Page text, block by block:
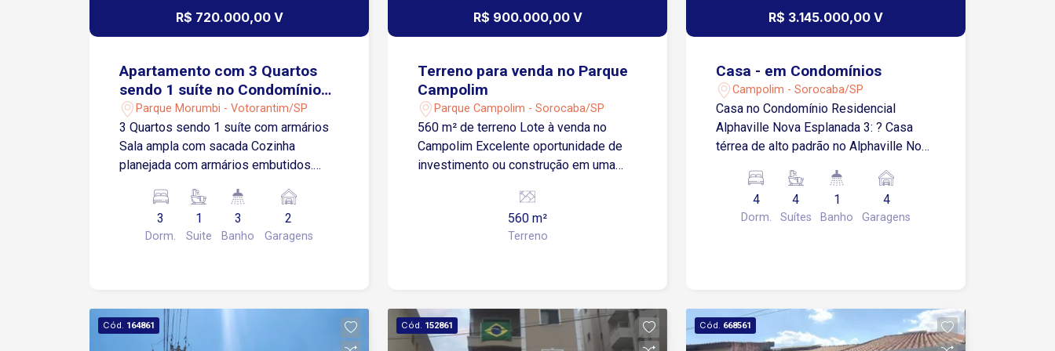
R$ 720.000,00 V
Apartamento com 3 Quartos
sendo 1 suíte no Condomínio
Vitrine Esplanada -
Votorantim/SP
Parque Morumbi - Votorantim/SP
3 Quartos sendo 1 suíte com armários
Sala ampla com sacada Cozinha
planejada com armários embutidos.
quartos. 2 banheiros sociais Área de
serviço funcional, equipada com
máquina lava e seca. 2 vagas de
Máquina lava e seca LG Televisão 55?
Sofá e mesa de jantar com 4 cadeiras 4
3
Dorm.
1
Suite
3
Banho
2
Garagens
R$ 900.000,00 V
Terreno para venda no Parque
Campolim
Parque Campolim - Sorocaba/SP
560 m² de terreno Lote à venda no
Campolim Excelente oportunidade de
investimento ou construção em uma
Sorocaba! O lote conta com 560 m²,
ideal para projetos residenciais ou
comerciais de alto padrão. Sobre a
infraestrutura moderna, ruas
arborizadas, segurança e fácil acesso
560 m²
Terreno
R$ 3.145.000,00 V
Casa - em Condomínios
Campolim - Sorocaba/SP
Casa no Condomínio Residencial
Alphaville Nova Esplanada 3: ? Casa
térrea de alto padrão no Alphaville Nova
perfeito entre sofisticação, conforto e
exclusividade. Esta residência de alto
padrão, projetada pelo renomado
Área construída: 250 m² ? Previsão de
entrega: Agosto/2025 ? Destaques do
4
Dorm.
4
Suítes
1
Banho
4
Garagens
Cód. 164861 Cód. 152861 Cód. 668561